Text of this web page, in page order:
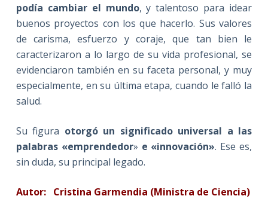
podía cambiar el mundo, y talentoso para idear
buenos proyectos con los que hacerlo. Sus valores
de carisma, esfuerzo y coraje, que tan bien le
caracterizaron a lo largo de su vida profesional, se
evidenciaron también en su faceta personal, y muy
especialmente, en su última etapa, cuando le falló la
salud.
Su figura otorgó un significado universal a las
palabras «emprendedor» e «innovación». Ese es,
sin duda, su principal legado.
Autor: Cristina Garmendia (Ministra de Ciencia)